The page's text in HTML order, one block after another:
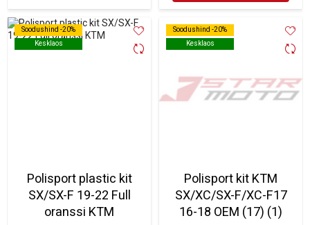
Soodushind -20%
Kesklaos
Soodushind -20%
Kesklaos
Polisport plastic kit
SX/SX-F 19-22 Full
oranssi KTM
Soodushind -20%
Kesklaos
Soodushind -20%
Kesklaos
Polisport kit KTM
SX/XC/SX-F/XC-F17
16-18 OEM (17) (1)